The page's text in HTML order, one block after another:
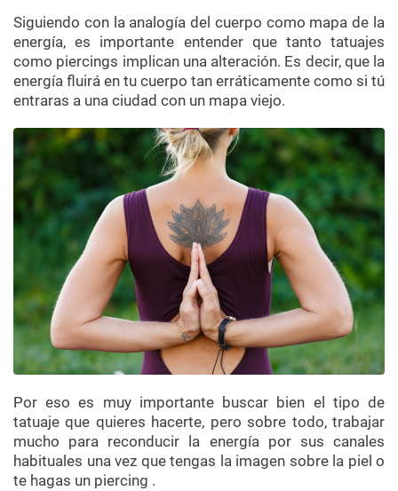
Siguiendo con la analogía del cuerpo como mapa de la
energía, es importante entender que tanto tatuajes
como piercings implican una alteración. Es decir, que la
energía fluirá en tu cuerpo tan erráticamente como si tú
entraras a una ciudad con un mapa viejo.
Por eso es muy importante buscar bien el tipo de
tatuaje que quieres hacerte, pero sobre todo, trabajar
mucho para reconducir la energía por sus canales
habituales una vez que tengas la imagen sobre la piel o
te hagas un piercing .